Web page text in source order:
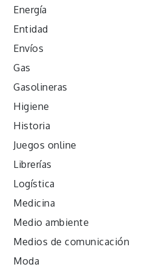
Energía
Entidad
Envíos
Gas
Gasolineras
Higiene
Historia
Juegos online
Librerías
Logística
Medicina
Medio ambiente
Medios de comunicación
Moda